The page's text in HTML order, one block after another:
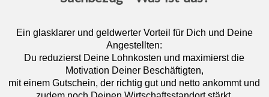
Ein glasklarer und geldwerter Vorteil für Dich und Deine
Angestellten:
Du reduzierst Deine Lohnkosten und maximierst die
Motivation Deiner Beschäftigten,
mit einem Gutschein, der richtig gut und netto ankommt und